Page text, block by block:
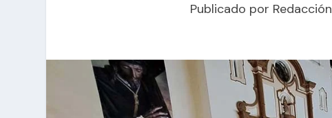
Publicado por Redacción